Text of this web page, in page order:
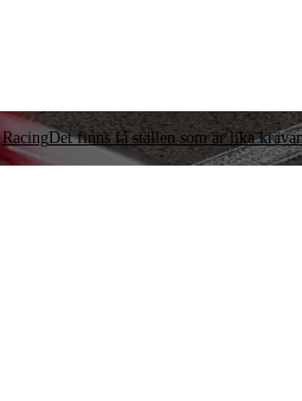
RacingDet finns få ställen som är lika